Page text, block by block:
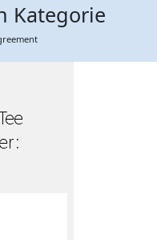
Kategorie